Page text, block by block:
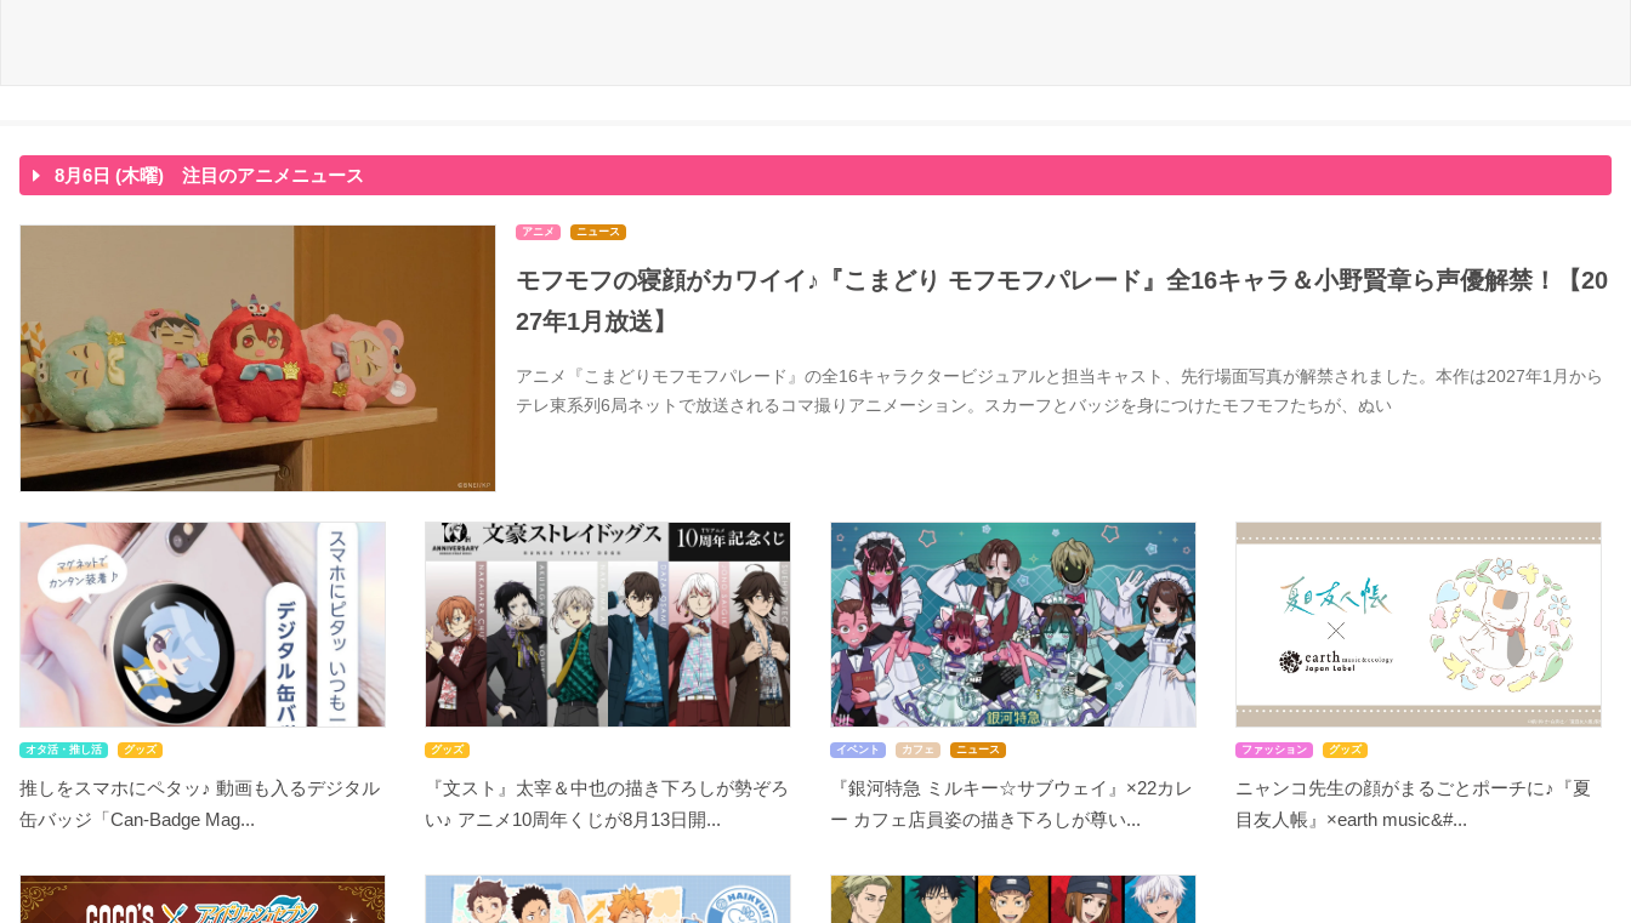
8月6日 (木曜) 注目のアニメニュース
アニメ ニュース
モフモフの寝顔がカワイイ♪『こまどり モフモフパレード』全16キャラ＆小野賢章ら声優解禁！【20
27年1月放送】
アニメ『こまどりモフモフパレード』の全16キャラクタービジュアルと担当キャスト、先行場面写真が解禁されました。本作は2027年1月から
テレ東系列6局ネットで放送されるコマ撮りアニメーション。スカーフとバッジを身につけたモフモフたちが、ぬい
オタ活・推し活 グッズ
推しをスマホにペタッ♪ 動画も入るデジタル
缶バッジ「Can-Badge Mag...
グッズ
『文スト』太宰＆中也の描き下ろしが勢ぞろ
い♪ アニメ10周年くじが8月13日開...
イベント カフェ ニュース
『銀河特急 ミルキー☆サブウェイ』×22カレ
ー カフェ店員姿の描き下ろしが尊い...
ファッション グッズ
ニャンコ先生の顔がまるごとポーチに♪『夏
目友人帳』×earth music&#...